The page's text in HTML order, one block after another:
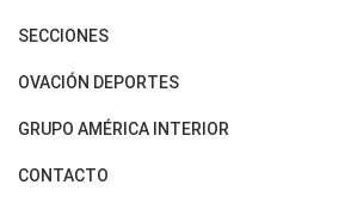
Últimas Noticias
Política
Judiciales
SECCIONES
Horóscopo
Motores
OVACIÓN DEPORTES
Fútbol
Mundial
GRUPO AMÉRICA INTERIOR
Canal 7 en Vivo
CONTACTO